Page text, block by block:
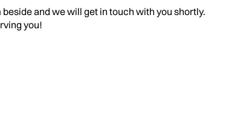
beside and we will get in touch with you shortly.
you!